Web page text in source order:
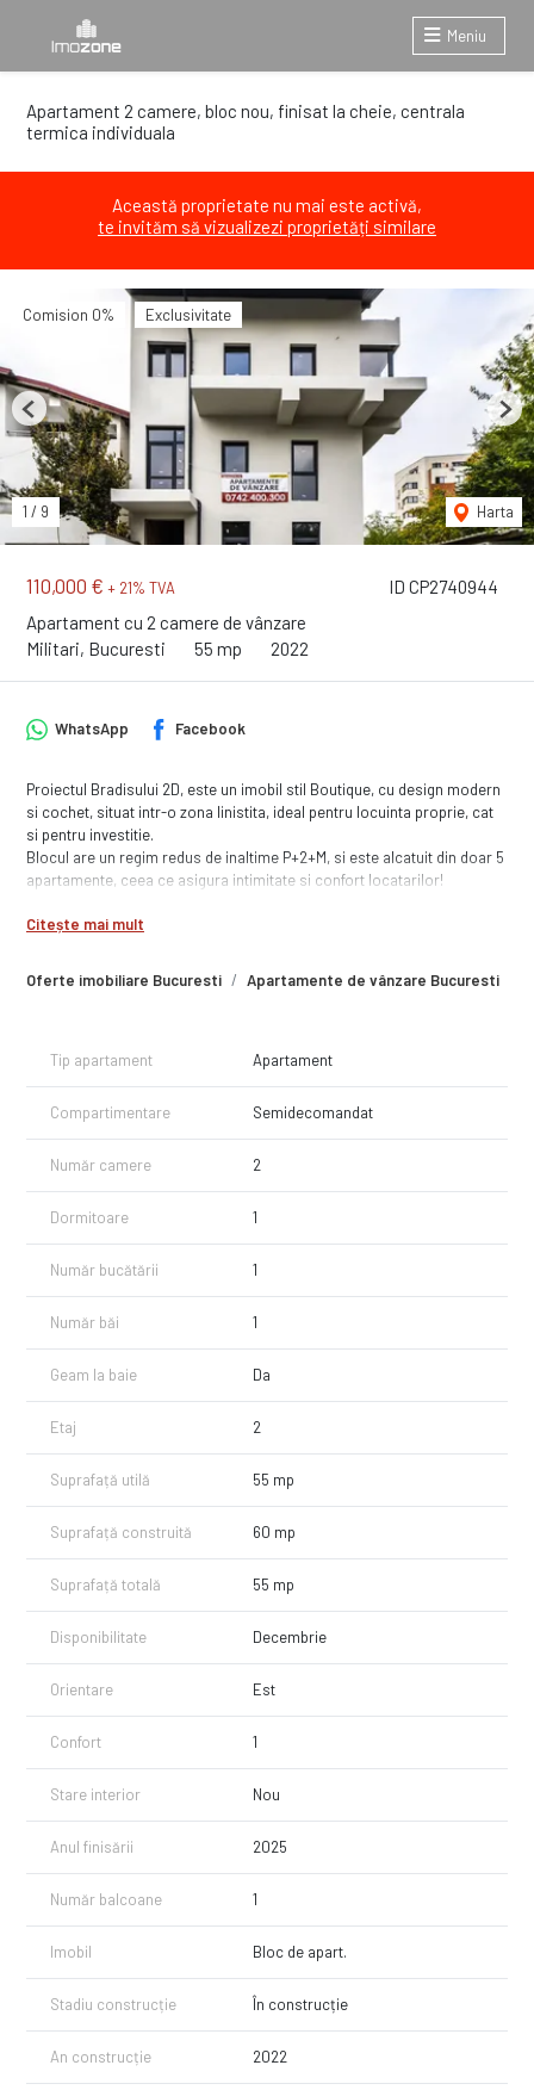
Meniu
Apartament 2 camere, bloc nou, finisat la cheie, centrala
termica individuala
Această proprietate nu mai este activă,
te invităm să vizualizezi proprietăți similare
ID CP2740944
110,000 € + 21% TVA
Apartament cu 2 camere de vânzare
Militari, Bucuresti
55 mp 2022
Comision 0% Exclusivitate
1 / 9 Harta
Previous Next
Oferte imobiliare Bucuresti Apartamente de vânzare Bucuresti
WhatsApp Facebook
Proiectul Bradisului 2D, este un imobil stil Boutique, cu design modern
si cochet, situat intr-o zona linistita, ideal pentru locuinta proprie, cat
si pentru investitie.
Blocul are un regim redus de inaltime P+2+M, si este alcatuit din doar 5
apartamente, ceea ce asigura intimitate si confort locatarilor!
Citește mai mult
Tip apartament Apartament
Compartimentare Semidecomandat
Număr camere 2
Dormitoare 1
Număr bucătării 1
Număr băi 1
Geam la baie Da
Etaj 2
Suprafață utilă 55 mp
Suprafață construită 60 mp
Suprafață totală 55 mp
Disponibilitate Decembrie
Orientare Est
Confort 1
Stare interior Nou
Anul finisării 2025
Număr balcoane 1
Imobil Bloc de apart.
Stadiu construcție În construcție
An construcție 2022